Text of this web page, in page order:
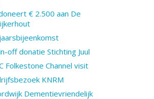
€ 2.500 aan De
off donatie Stichting Juul
Folkestone Channel visit
KNRM
Dementievriendelijk